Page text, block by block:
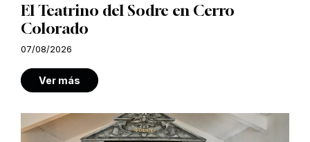
El Teatrino del Sodre en Cerro
Colorado
07/08/2026
Ver más